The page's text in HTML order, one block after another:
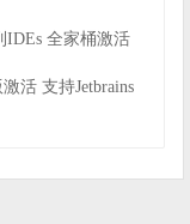
IDEs 全家桶激活
活 支持Jetbrains